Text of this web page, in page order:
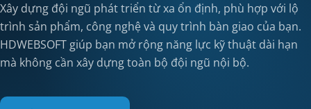
Xây dựng đội ngũ phát triển từ xa ổn định, phù hợp với lộ
trình sản phẩm, công nghệ và quy trình bàn giao của bạn.
HDWEBSOFT giúp bạn mở rộng năng lực kỹ thuật dài hạn
mà không cần xây dựng toàn bộ đội ngũ nội bộ.